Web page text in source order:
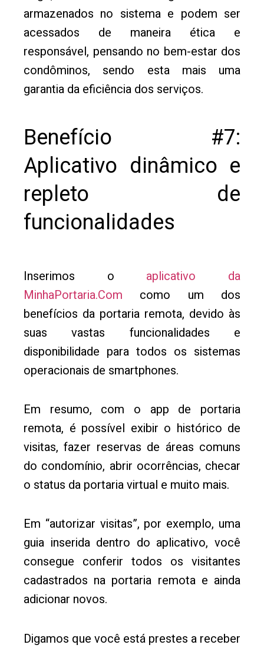
armazenados no sistema e podem ser
acessados de maneira ética e
responsável, pensando no bem-estar dos
condôminos, sendo esta mais uma
garantia da eficiência dos serviços.
Benefício #7:
Aplicativo dinâmico e
repleto de
funcionalidades
Inserimos o aplicativo da
MinhaPortaria.Com como um dos
benefícios da portaria remota, devido às
suas vastas funcionalidades e
disponibilidade para todos os sistemas
operacionais de smartphones.
Em resumo, com o app de portaria
remota, é possível exibir o histórico de
visitas, fazer reservas de áreas comuns
do condomínio, abrir ocorrências, checar
o status da portaria virtual e muito mais.
Em “autorizar visitas”, por exemplo, uma
guia inserida dentro do aplicativo, você
consegue conferir todos os visitantes
cadastrados na portaria remota e ainda
adicionar novos.
Digamos que você está prestes a receber